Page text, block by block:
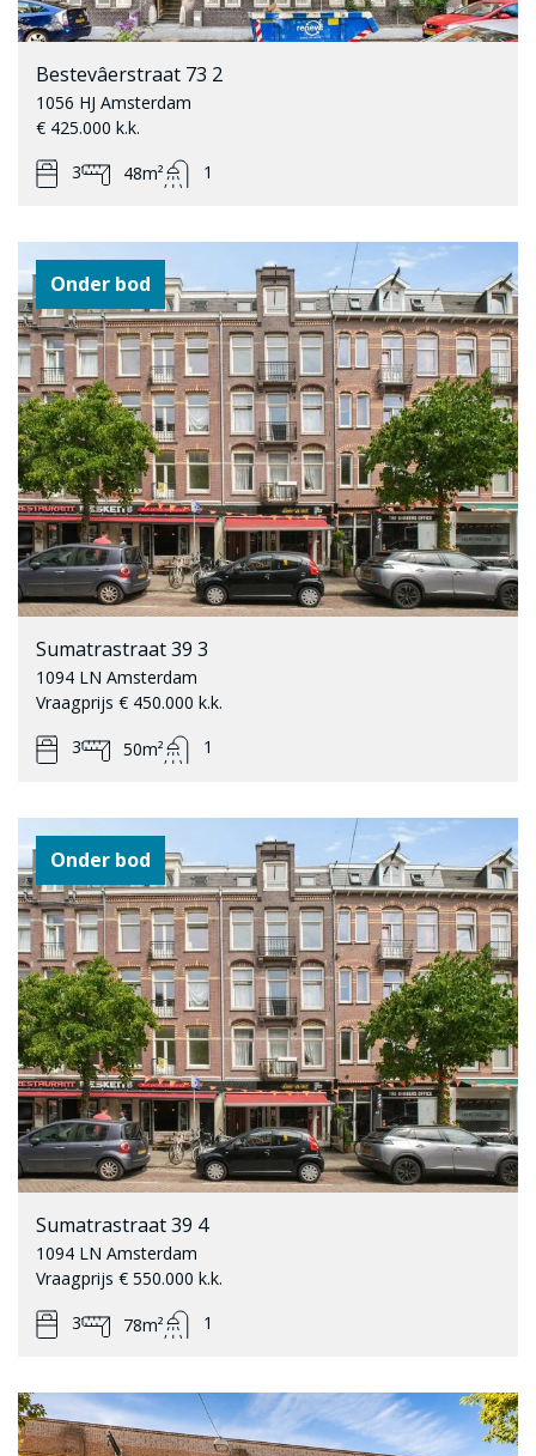
Bestevâerstraat 73 2
1056 HJ Amsterdam
€ 425.000 k.k.
3
48m² 1
Onder bod
Sumatrastraat 39 3
1094 LN Amsterdam
Vraagprijs € 450.000 k.k.
3
50m² 1
Onder bod
Sumatrastraat 39 4
1094 LN Amsterdam
Vraagprijs € 550.000 k.k.
3
78m² 1